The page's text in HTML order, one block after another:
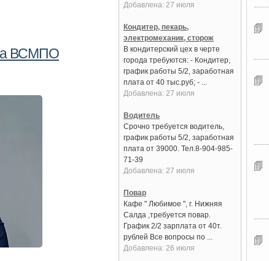
ВСМПО
Добавлена: 27 июля
Кондитер, пекарь,
электромеханик, сторож
В кондитерский цех в черте
города требуются: - Кондитер,
график работы 5/2, заработная
плата от 40 тыс.руб; - ...
Добавлена: 27 июля
Водитель
Срочно требуется водитель,
график работы 5/2, заработная
плата от 39000. Тел.8-904-985-
71-39
Добавлена: 27 июля
Повар
Кафе " Любимое ", г. Нижняя
Салда ,требуется повар.
График 2/2 зарплата от 40т.
рублей Все вопросы по ...
Добавлена: 26 июля